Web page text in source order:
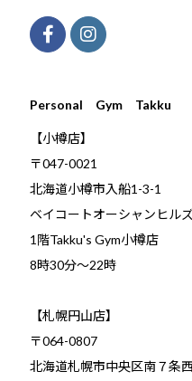
Personal Gym Takku
【小樽店】
〒047-0021
北海道小樽市入船1-3-1
ベイコートオーシャンヒル
1階Takku's Gym小樽店
​8時30分～22時
【札幌円山店】
〒064-0807
北海道札幌市中央区南７条